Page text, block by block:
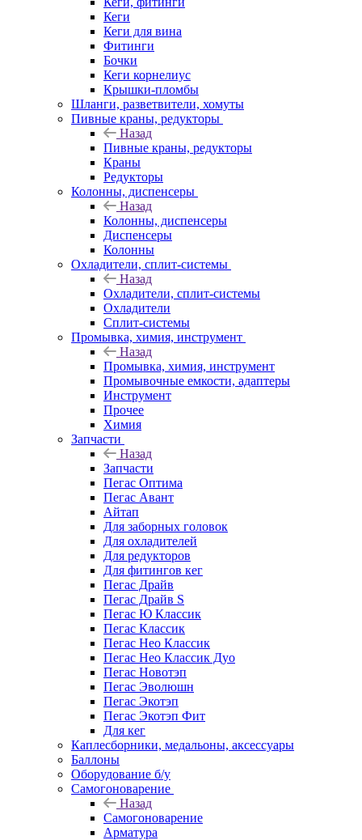
Кеги
Кеги для вина
Фитинги
Бочки
Кеги корнелиус
Крышки-пломбы
Шланги, разветвители, хомуты
Пивные краны, редукторы
Назад
Пивные краны, редукторы
Краны
Редукторы
Колонны, диспенсеры
Назад
Колонны, диспенсеры
Диспенсеры
Колонны
Охладители, сплит-системы
Назад
Охладители, сплит-системы
Охладители
Сплит-системы
Промывка, химия, инструмент
Назад
Промывка, химия, инструмент
Промывочные емкости, адаптеры
Инструмент
Прочее
Химия
Запчасти
Назад
Запчасти
Пегас Оптима
Пегас Авант
Айтап
Для заборных головок
Для охладителей
Для редукторов
Для фитингов кег
Пегас Драйв
Пегас Драйв S
Пегас Ю Классик
Пегас Классик
Пегас Нео Классик
Пегас Нео Классик Дуо
Пегас Новотэп
Пегас Эволюшн
Пегас Экотэп
Пегас Экотэп Фит
Для кег
Каплесборники, медальоны, аксессуары
Баллоны
Оборудование б/у
Самогоноварение
Назад
Самогоноварение
Арматура